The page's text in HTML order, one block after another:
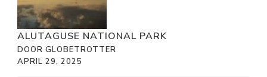
ALUTAGUSE NATIONAL PARK
DOOR GLOBETROTTER
APRIL 29, 2025